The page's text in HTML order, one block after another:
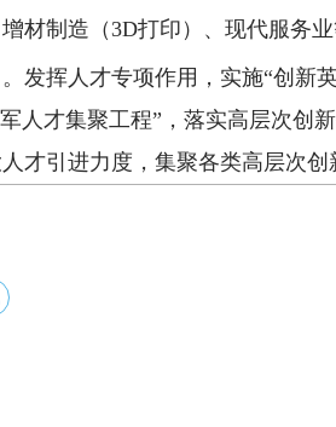
材制造（3D打印）、现代服务业
发挥人才专项作用，实施“创新
人才集聚工程”，落实高层次创
才引进力度，集聚各类高层次创